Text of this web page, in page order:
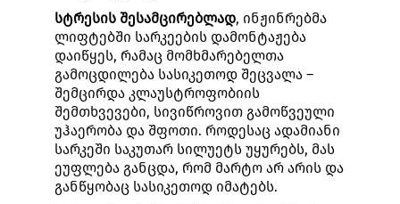
სტრესის შესამცირებლად, ინჟინრებმა
ლიფტებში სარკეების დამონტაჟება
დაიწყეს, რამაც მომხმარებელთა
გამოცდილება სასიკეთოდ შეცვალა –
შემცირდა კლაუსტროფობიის
შემთხვევები, სივიწროვით გამოწვეული
უჰაერობა და შფოთი. როდესაც ადამიანი
სარკეში საკუთარ სილუეტს უყურებს, მას
ეუფლება განცდა, რომ მარტო არ არის და
განწყობაც სასიკეთოდ იმატებს.